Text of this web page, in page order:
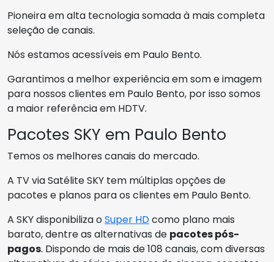
Pioneira em alta tecnologia somada à mais completa
seleção de canais.
Nós estamos acessíveis em Paulo Bento.
Garantimos a melhor experiência em som e imagem
para nossos clientes em Paulo Bento, por isso somos
a maior referência em HDTV.
Pacotes SKY em Paulo Bento
Temos os melhores canais do mercado.
A TV via Satélite SKY tem múltiplas opções de
pacotes e planos para os clientes em Paulo Bento.
A SKY disponibiliza oSuper HDcomo plano mais
barato, dentre as alternativas de pacotes pós-
pagos. Dispondo de mais de 108 canais, com diversas